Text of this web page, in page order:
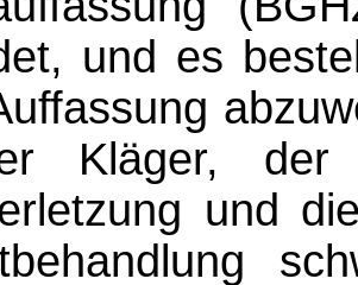
und es
Kläger, der
und